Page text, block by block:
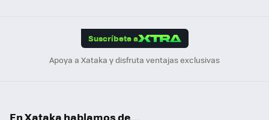
Suscríbete a
Apoya a Xataka y disfruta ventajas exclusivas